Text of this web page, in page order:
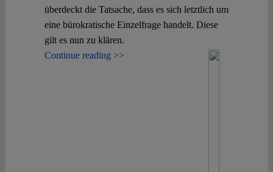
überdeckt die Tatsache, dass es sich letztlich um
eine bürokratische Einzelfrage handelt. Diese
gilt es nun zu klären.
Continue reading >>